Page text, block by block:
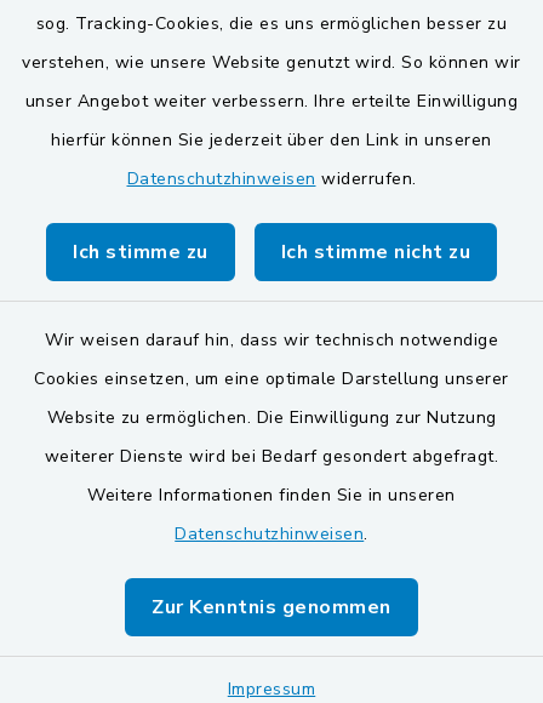
sog. Tracking-Cookies, die es uns ermöglichen besser zu
verstehen, wie unsere Website genutzt wird. So können wir
unser Angebot weiter verbessern. Ihre erteilte Einwilligung
hierfür können Sie jederzeit über den Link in unseren
Datenschutzhinweisen widerrufen.
Ich stimme zu Ich stimme nicht zu
Wir weisen darauf hin, dass wir technisch notwendige
Cookies einsetzen, um eine optimale Darstellung unserer
Website zu ermöglichen. Die Einwilligung zur Nutzung
weiterer Dienste wird bei Bedarf gesondert abgefragt.
Weitere Informationen finden Sie in unseren
Datenschutzhinweisen.
Zur Kenntnis genommen
Impressum
Gemeinden der
Verwaltungsgemeinschaft
Gemeinde Schwarzach bei Nabburg
Markt Schwarzenfeld
Gemeinde Stulln
Barrierefreiheit
Sitemap